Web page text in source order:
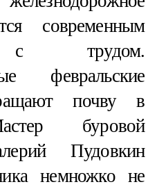
современным
с трудом.
февральские
почву в
буровой
Пудовкин
немножко не